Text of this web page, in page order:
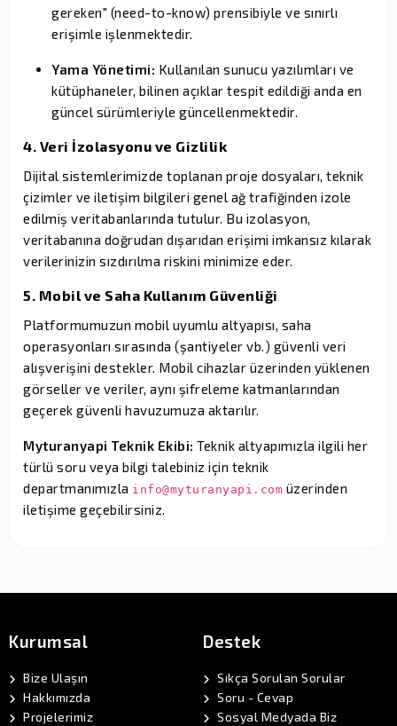
gereken" (need-to-know) prensibiyle ve sınırlı
erişimle işlenmektedir.
Yama Yönetimi: Kullanılan sunucu yazılımları ve
kütüphaneler, bilinen açıklar tespit edildiği anda en
güncel sürümleriyle güncellenmektedir.
4. Veri İzolasyonu ve Gizlilik
Dijital sistemlerimizde toplanan proje dosyaları, teknik
çizimler ve iletişim bilgileri genel ağ trafiğinden izole
edilmiş veritabanlarında tutulur. Bu izolasyon,
veritabanına doğrudan dışarıdan erişimi imkansız kılarak
verilerinizin sızdırılma riskini minimize eder.
5. Mobil ve Saha Kullanım Güvenliği
Platformumuzun mobil uyumlu altyapısı, saha
operasyonları sırasında (şantiyeler vb.) güvenli veri
alışverişini destekler. Mobil cihazlar üzerinden yüklenen
görseller ve veriler, aynı şifreleme katmanlarından
geçerek güvenli havuzumuza aktarılır.
Myturanyapi Teknik Ekibi: Teknik altyapımızla ilgili her
türlü soru veya bilgi talebiniz için teknik
departmanımızla info@myturanyapi.com üzerinden
iletişime geçebilirsiniz.
Kurumsal
Bize Ulaşın
Hakkımızda
Projelerimiz
Destek
Sıkça Sorulan Sorular
Soru - Cevap
Sosyal Medyada Biz